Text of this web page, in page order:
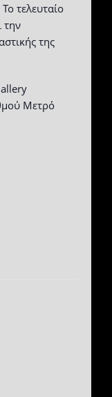
τελευταίο
την
της
Μετρό